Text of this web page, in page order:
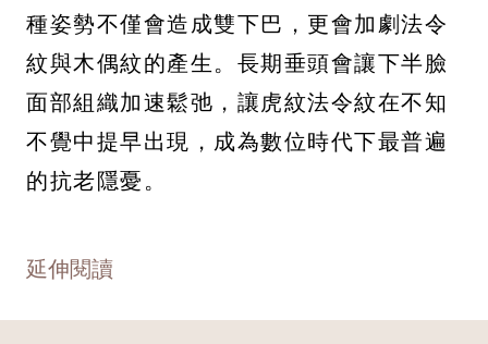
種姿勢不僅會造成雙下巴，更會加劇法令
紋與木偶紋的產生。長期垂頭會讓下半臉
面部組織加速鬆弛，讓虎紋法令紋在不知
不覺中提早出現，成為數位時代下最普遍
的抗老隱憂。
延伸閱讀